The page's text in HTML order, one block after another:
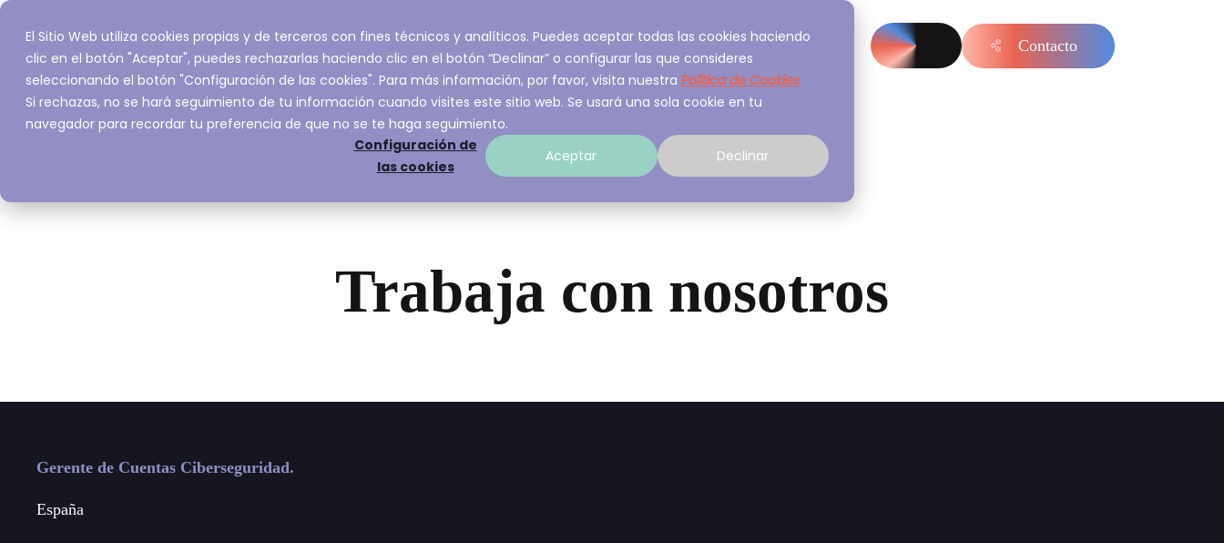
El Sitio Web utiliza cookies propias y de terceros con fines técnicos y analíticos. Puedes aceptar todas las cookies haciendo
clic en el botón "Aceptar", puedes rechazarlas haciendo clic en el botón “Declinar” o configurar las que consideres
seleccionando el botón "Configuración de las cookies". Para más información, por favor, visita nuestra Política de Cookies
Si rechazas, no se hará seguimiento de tu información cuando visites este sitio web. Se usará una sola cookie en tu
navegador para recordar tu preferencia de que no se te haga seguimiento.
Configuración de
las cookies
Aceptar Declinar
Inicio Servicios Sobre A3Sec Experiencia Recursos Contacto
Trabaja con nosotros
Gerente de Cuentas Ciberseguridad.
España